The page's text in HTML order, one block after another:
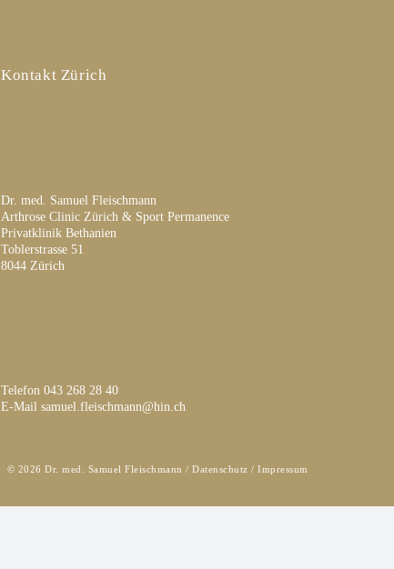
Kontakt Zürich
Dr. med. Samuel Fleischmann
Arthrose Clinic Zürich & Sport Permanence
Privatklinik Bethanien
Toblerstrasse 51
8044 Zürich
Telefon043 268 28 40
E-Mailsamuel.fleischmann@hin.ch
© 2026 Dr. med. Samuel Fleischmann /Datenschutz /Impressum